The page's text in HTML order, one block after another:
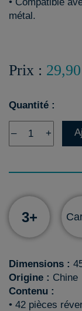
métal.
Prix :
Quantité :
– +
3+
Dimensions :
Origine : Chine
Contenu :
• 42 pièces